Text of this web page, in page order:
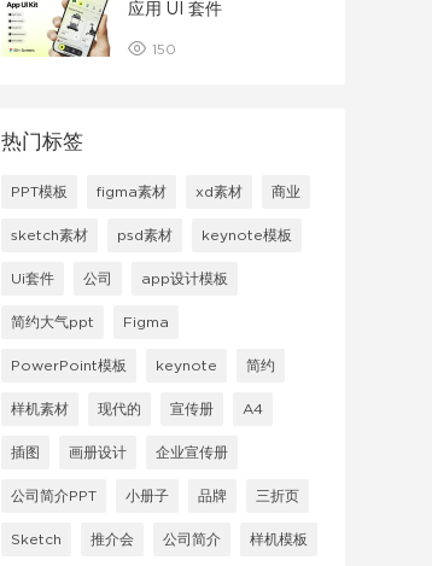
应用 UI 套件
150
热门标签
PPT模板 figma素材 xd素材 商业
sketch素材 psd素材 keynote模板
Ui套件 公司 app设计模板
简约大气ppt Figma
PowerPoint模板 keynote 简约
样机素材 现代的 宣传册 A4
插图 画册设计 企业宣传册
公司简介PPT 小册子 品牌 三折页
Sketch 推介会 公司简介 样机模板